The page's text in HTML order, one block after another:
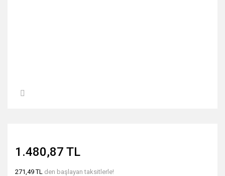
1.480,87 TL
271,49 TL den başlayan taksitlerle!